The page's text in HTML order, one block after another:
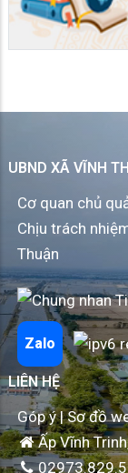
UBND XÃ VĨNH
Cơ quan chủ
Chịu trách
Thuận
Zalo
LIÊN HỆ
Góp ý|Sơ đồ
Ấp Vĩnh